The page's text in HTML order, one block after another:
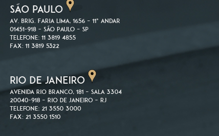
SÃO PAULO
Av. Brig. Faria Lima, 1656 – 11º andar
01451-918 – São Paulo – SP
Telefone: 11 3819 4855
Fax: 11 3819 5322
RIO DE JANEIRO
Avenida Rio Branco, 181 – Sala 3304
20040-918 – Rio de Janeiro – RJ
Telefone: 21 3550 3000
Fax: 21 3550 1510